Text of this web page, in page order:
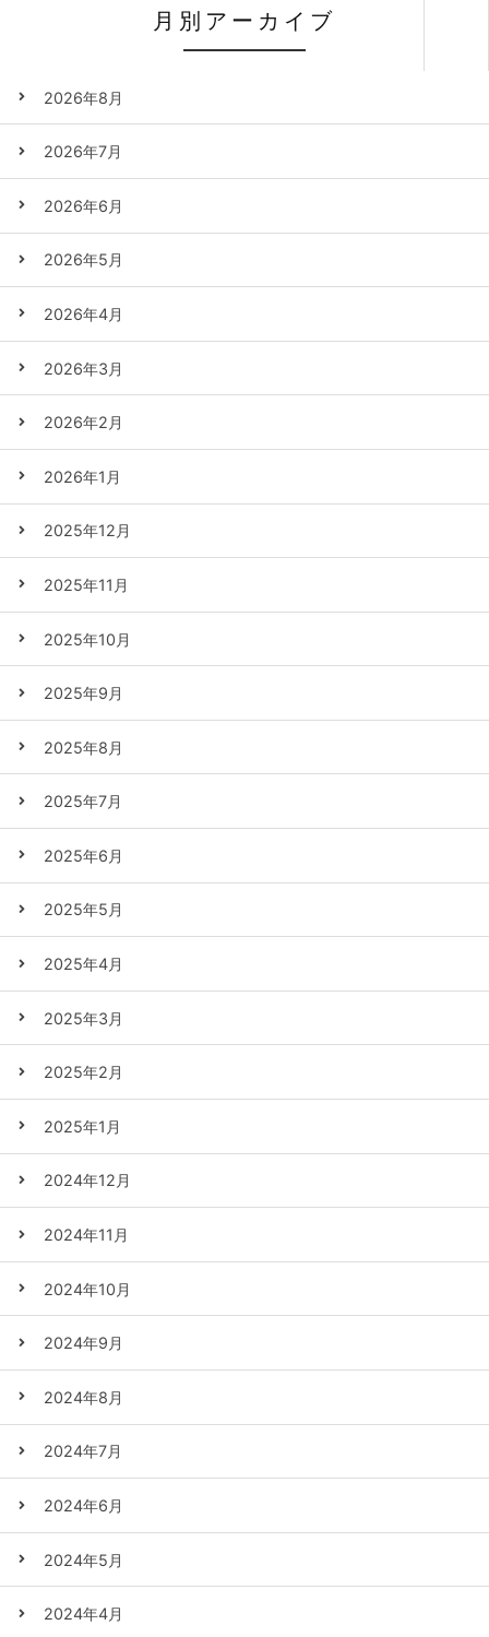
月別アーカイブ
2026年8月
2026年7月
2026年6月
2026年5月
2026年4月
2026年3月
2026年2月
2026年1月
2025年12月
2025年11月
2025年10月
2025年9月
2025年8月
2025年7月
2025年6月
2025年5月
2025年4月
2025年3月
2025年2月
2025年1月
2024年12月
2024年11月
2024年10月
2024年9月
2024年8月
2024年7月
2024年6月
2024年5月
2024年4月